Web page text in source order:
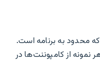
محدود به برنامه است.
نمونه از کامپوننت‌ها در